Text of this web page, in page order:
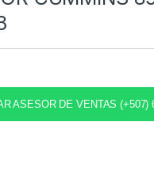
ASESOR DE VENTAS (+507)